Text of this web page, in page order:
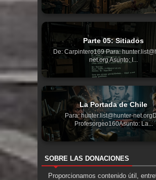
Parte 05: Sitiados
De: Carpintero169 Para:
net.org Asunto: I...
La Portada de Chile
Para: hunter.list@hunter-
Profesorgeo160Asunto: La...
SOBRE LAS DONACIONES
Proporcionamos contenido útil,